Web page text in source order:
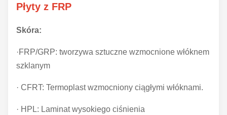
Płyty z FRP
Skóra:
·FRP/GRP: tworzywa sztuczne wzmocnione włóknem
szklanym
· CFRT: Termoplast wzmocniony ciągłymi włóknami.
· HPL: Laminat wysokiego ciśnienia